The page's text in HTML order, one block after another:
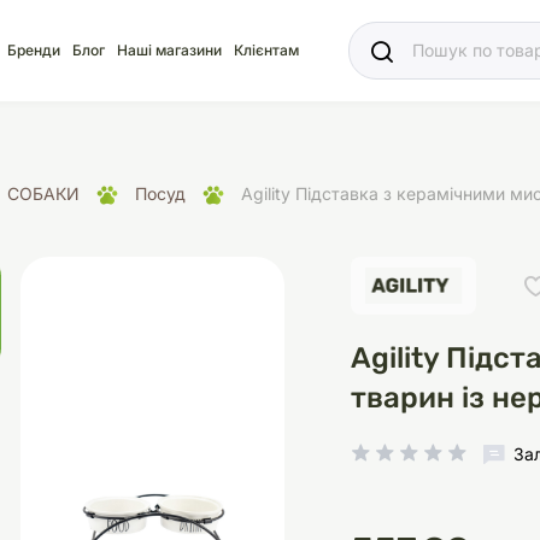
Наповнювачі
акваріума Акваріуми
Бренди Блог Наші магазини Клієнтам
СОБАКИ Посуд Agility Підставка з керамічними
Agility
тварин із